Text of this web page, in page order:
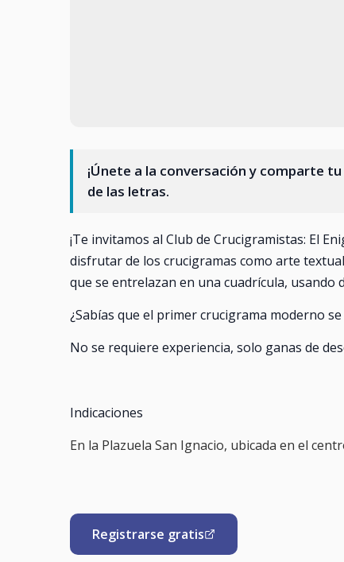
¡Únete a la conversación y comparte
de las letras.
¡Te invitamos al Club de Crucigramistas: El
disfrutar de los crucigramas como arte
que se entrelazan en una cuadrícula, usando
¿Sabías que el primer crucigrama moderno
No se requiere experiencia, solo ganas de
Indicaciones
En la Plazuela San Ignacio, ubicada en el
Registrarse gratis